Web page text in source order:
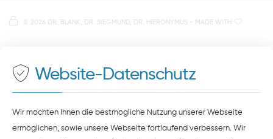
zustimmen.
ZUSTIMMEN
HINWEISE ZUM DATENSCHUTZ
© 2026 DR. BLANK, DR. SIEGMUND, DR. HIERONYMUS - MADE WITH
Website-Datenschutz
Wir möchten Ihnen die bestmögliche Nutzung unserer Webseite
ermöglichen, sowie unsere Webseite fortlaufend verbessern. Wir